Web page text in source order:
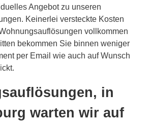
Angebot zu unseren
Keinerlei versteckte Kosten
vollkommen
bekommen Sie binnen weniger
per Email wie auch auf Wunsch
in
warten wir auf